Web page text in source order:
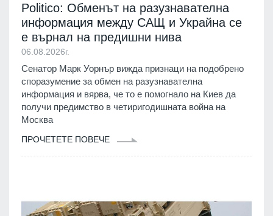
Politico: Обменът на разузнавателна
информация между САЩ и Украйна се
е върнал на предишни нива
06.08.2026г.
Сенатор Марк Уорнър вижда признаци на подобрено
споразумение за обмен на разузнавателна
информация и вярва, че то е помогнало на Киев да
получи предимство в четиригодишната война на
Москва
ПРОЧЕТЕТЕ ПОВЕЧЕ